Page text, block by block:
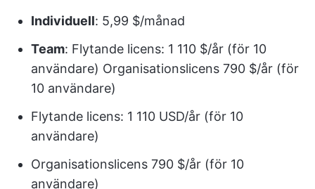
Individuell: 5,99 $/månad
Team: Flytande licens: 1 110 $/år (för 10
användare) Organisationslicens 790 $/år (för
10 användare)
Flytande licens: 1 110 USD/år (för 10
användare)
Organisationslicens 790 $/år (för 10
användare)